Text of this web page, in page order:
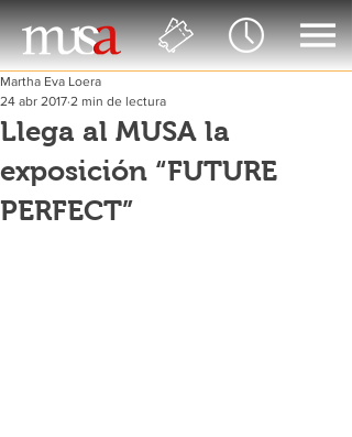
Llega al MUSA la
exposición “FUTURE
PERFECT”
Martha Eva Loera
24 abr 2017 2 min de lectura